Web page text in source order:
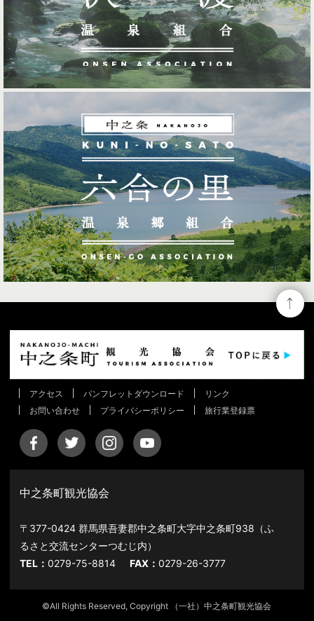
アクセス パンフレットダウンロード
リンク
お問い合わせ
プライバシーポリシー 旅行業登録票
中之条町観光協会
〒377-0424 群馬県吾妻郡中之条町大字中之条町938（ふ
るさと交流センターつむじ内）
TEL：0279-75-8814 FAX：0279-26-3777
©All Rights Reserved, Copyright （一社）中之条町観光協会